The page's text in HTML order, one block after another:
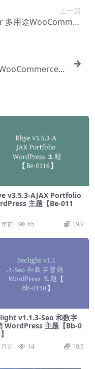
上一篇
多用途WooCommer
v3.5.3-AJAX Portfolio
主题【Be-011
年前 65 19.9
v1.1.3-Seo 和数字
WordPress 主题【Bb-0
月前 14 19.9